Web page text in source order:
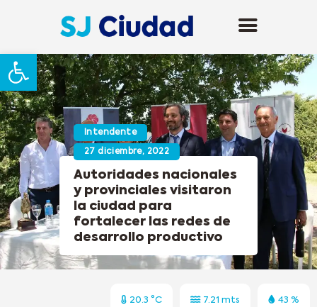
Abrir barra de herramientas
Intendente
27 diciembre, 2022
Autoridades nacionales
y provinciales visitaron
la ciudad para
fortalecer las redes de
desarrollo productivo
20.3 °C 7.21 mts 43 %